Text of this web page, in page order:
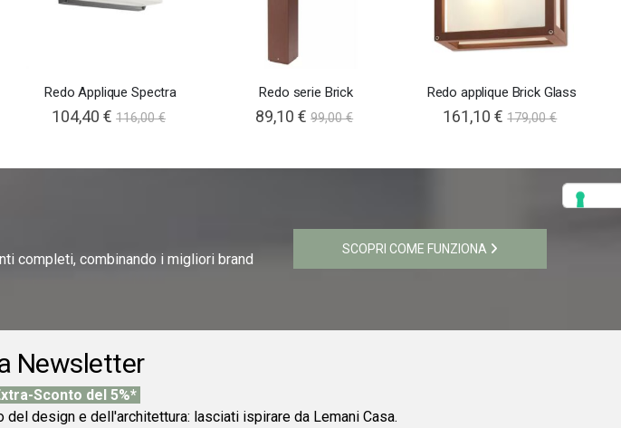
Redo Applique Spectra
104,40 € 116,00 €
Redo serie Brick
89,10 € 99,00 €
Redo applique Brick Glass
161,10 € 179,00 €
completi, combinando i migliori brand
SCOPRI COME FUNZIONA
Newsletter
Sconto del 5%*
del design e dell'architettura: lasciati ispirare da Lemani Casa.